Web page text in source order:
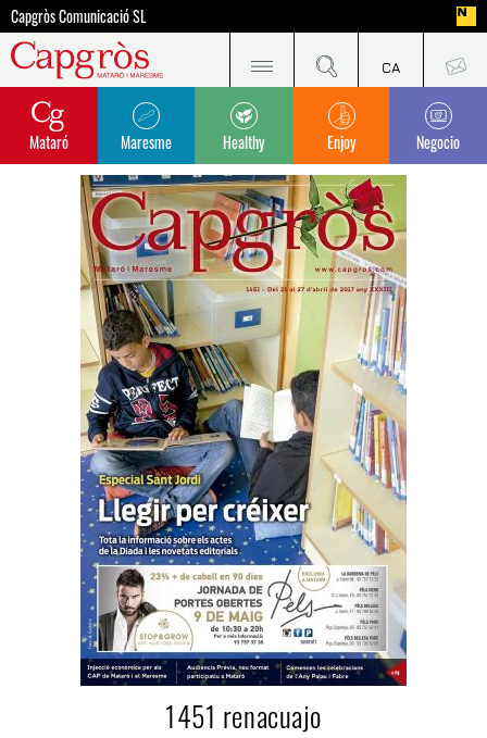
Capgròs Comunicació SL
Mataró Maresme Healthy Enjoy Negocio
1451 renacuajo